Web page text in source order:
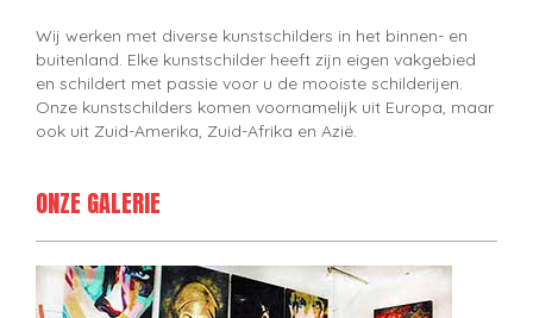
Wij werken met diverse kunstschilders in het binnen- en
buitenland. Elke kunstschilder heeft zijn eigen vakgebied
en schildert met passie voor u de mooiste schilderijen.
Onze kunstschilders komen voornamelijk uit Europa, maar
ook uit Zuid-Amerika, Zuid-Afrika en Azië.
ONZE GALERIE